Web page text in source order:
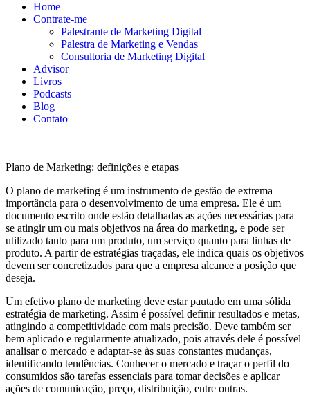
Home
Contrate-me
Palestrante de Marketing Digital
Palestra de Marketing e Vendas
Consultoria de Marketing Digital
Advisor
Livros
Podcasts
Blog
Contato
Plano de Marketing: definições e etapas
O plano de marketing é um instrumento de gestão de extrema
importância para o desenvolvimento de uma empresa. Ele é um
documento escrito onde estão detalhadas as ações necessárias para
se atingir um ou mais objetivos na área do marketing, e pode ser
utilizado tanto para um produto, um serviço quanto para linhas de
produto. A partir de estratégias traçadas, ele indica quais os objetivos
devem ser concretizados para que a empresa alcance a posição que
deseja.
Um efetivo plano de marketing deve estar pautado em uma sólida
estratégia de marketing. Assim é possível definir resultados e metas,
atingindo a competitividade com mais precisão. Deve também ser
bem aplicado e regularmente atualizado, pois através dele é possível
analisar o mercado e adaptar-se às suas constantes mudanças,
identificando tendências. Conhecer o mercado e traçar o perfil do
consumidos são tarefas essenciais para tomar decisões e aplicar
ações de comunicação, preço, distribuição, entre outras.